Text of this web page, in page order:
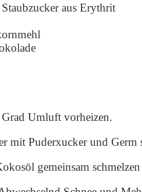
Staubzucker aus Erythrit
Umluft vorheizen.
mit Puderxucker und Germ
gemeinsam